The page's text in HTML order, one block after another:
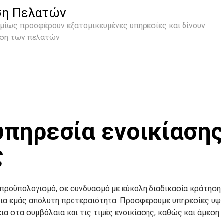
Πελατών
προσφέρουν εξατομικευμένες υπηρεσίες και δίνουν
των πελατών
σε συνδυασμό με εύκολη διαδικασία
εμάς απόλυτη προτεραιότητα. Προσφέρουμε υπηρεσίες
στα συμβόλαια και τις τιμές ενοικίασης, καθώς και άμεση